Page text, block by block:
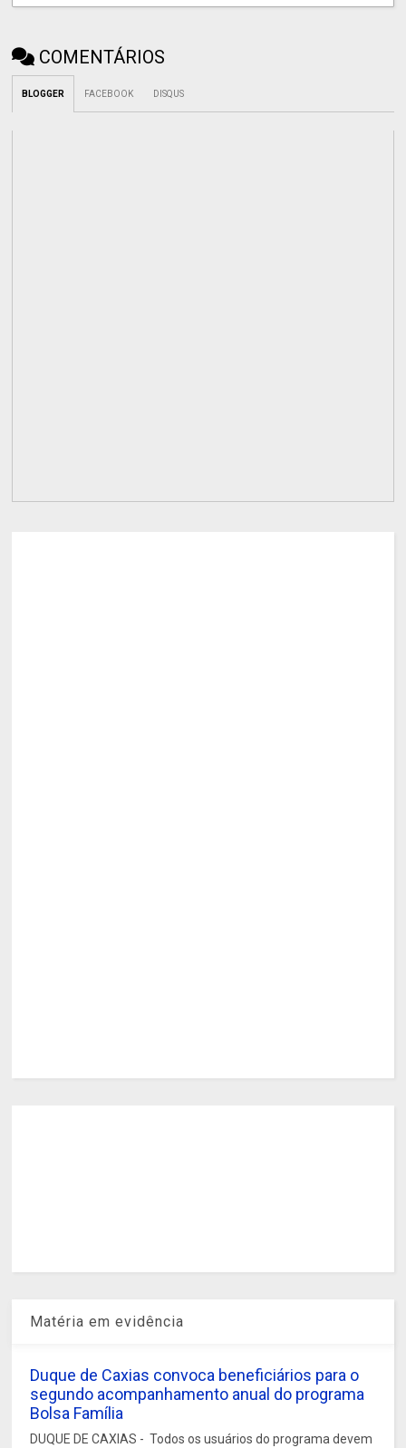
COMENTÁRIOS
BLOGGER FACEBOOK DISQUS
Matéria em evidência
Duque de Caxias convoca beneficiários para o
segundo acompanhamento anual do programa
Bolsa Família
DUQUE DE CAXIAS - Todos os usuários do programa devem